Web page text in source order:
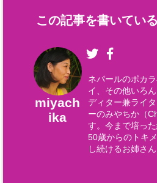
この記事を書いてい
miyach
ika
ネパールのポカ
イ、その他いろ
ディター兼ライ
ーのみやちか（
す。今まで培っ
50歳からのトキ
し続けるお姉さん